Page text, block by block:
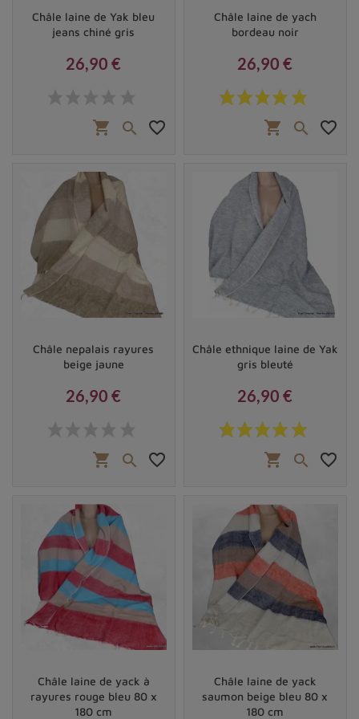
Châle laine de Yak bleu
jeans chiné gris
26,90 €
shopping_cart  favorite_border
Châle laine de yach
bordeau noir
Prix
26,90 €
shopping_cart  favorite_border
Châle nepalais rayures
beige jaune
26,90 €
shopping_cart  favorite_border
Châle ethnique laine de Yak
gris bleuté
Prix
26,90 €
shopping_cart  favorite_border
Châle laine de yack à
rayures rouge bleu 80 x
180 cm
Châle laine de yack
saumon beige bleu 80 x
180 cm